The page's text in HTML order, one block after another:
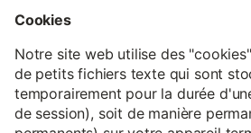
Cookies
Notre site web utilise des
de petits fichiers texte qui sont
temporairement pour la durée
de session), soit de manière